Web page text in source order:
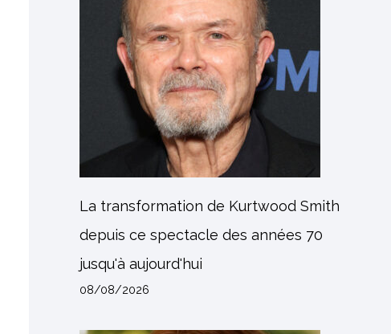
La transformation de Kurtwood Smith
depuis ce spectacle des années 70
jusqu'à aujourd'hui
08/08/2026